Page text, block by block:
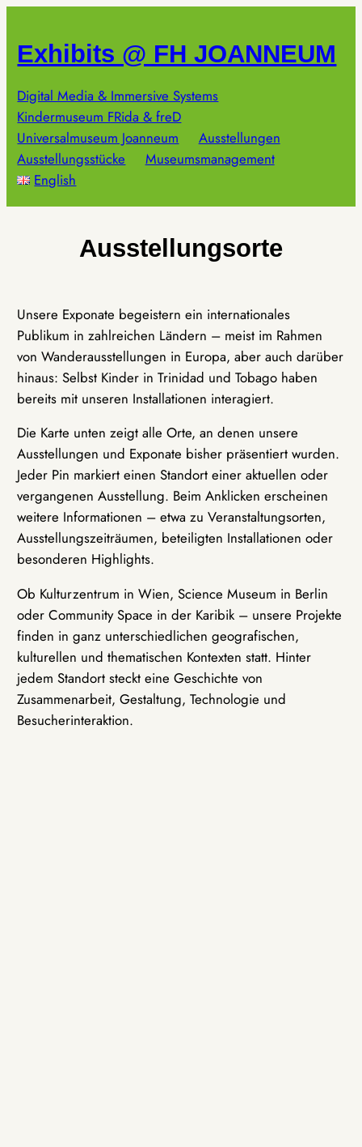
springen
Exhibits @ FH JOANNEUM
Digital Media & Immersive Systems
Kindermuseum FRida & freD
Universalmuseum Joanneum
Ausstellungen
Ausstellungsstücke
Museumsmanagement
English
Ausstellungsorte
Unsere Exponate begeistern ein internationales
Publikum in zahlreichen Ländern – meist im Rahmen
von Wanderausstellungen in Europa, aber auch darüber
hinaus: Selbst Kinder in Trinidad und Tobago haben
bereits mit unseren Installationen interagiert.
Die Karte unten zeigt alle Orte, an denen unsere
Ausstellungen und Exponate bisher präsentiert wurden.
Jeder Pin markiert einen Standort einer aktuellen oder
vergangenen Ausstellung. Beim Anklicken erscheinen
weitere Informationen – etwa zu Veranstaltungsorten,
Ausstellungszeiträumen, beteiligten Installationen oder
besonderen Highlights.
Ob Kulturzentrum in Wien, Science Museum in Berlin
oder Community Space in der Karibik – unsere Projekte
finden in ganz unterschiedlichen geografischen,
kulturellen und thematischen Kontexten statt. Hinter
jedem Standort steckt eine Geschichte von
Zusammenarbeit, Gestaltung, Technologie und
Besucherinteraktion.